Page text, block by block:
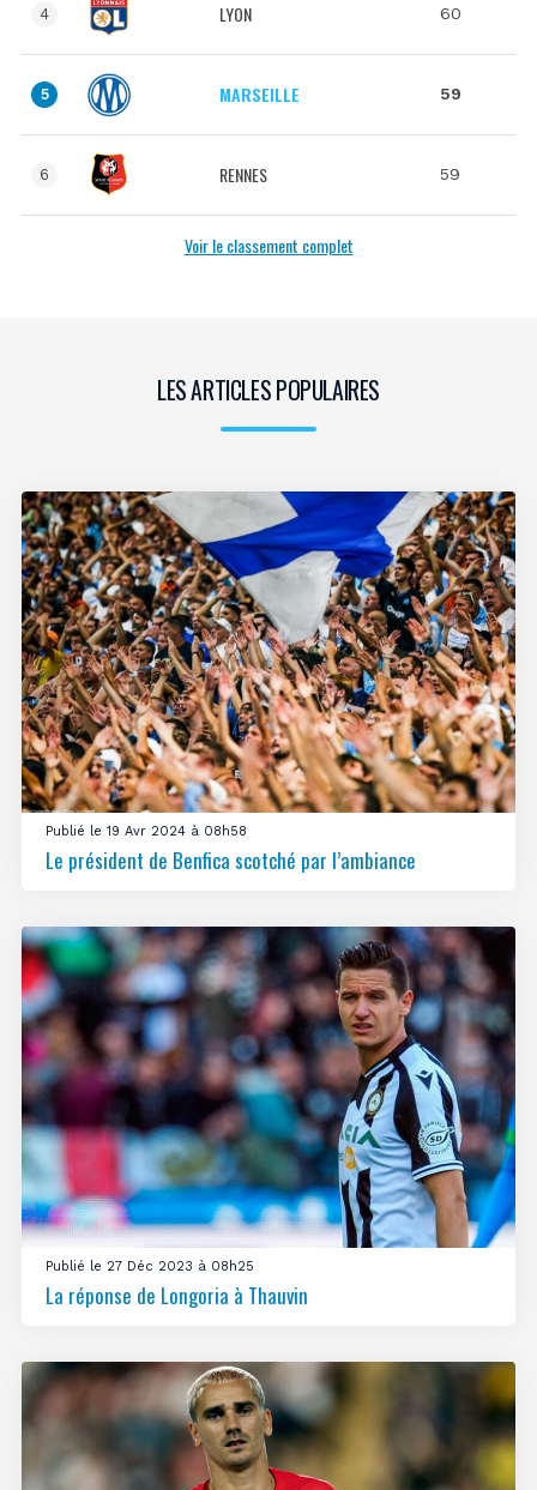
4 LYON 60
5 MARSEILLE 59
6 RENNES 59
Voir le classement complet
LES ARTICLES POPULAIRES
Publié le 19 Avr 2024 à 08h58
Le président de Benfica scotché par l’ambiance
Publié le 27 Déc 2023 à 08h25
La réponse de Longoria à Thauvin